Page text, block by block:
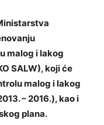
malog i lakog
SALW), koji će
malog i lakog
– 2016.), kao i
plana.